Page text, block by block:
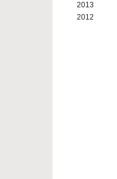
2013
2012